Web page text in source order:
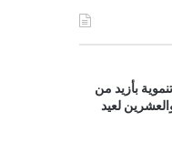
بأزيد من
لعيد